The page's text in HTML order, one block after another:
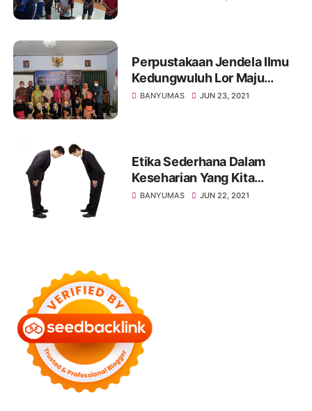
Perpustakaan Jendela Ilmu
Kedungwuluh Lor Maju
Lomba Tingkat Kabupaten
BANYUMAS JUN 23, 2021
Etika Sederhana Dalam
Keseharian Yang Kita
Sepelekan
BANYUMAS JUN 22, 2021